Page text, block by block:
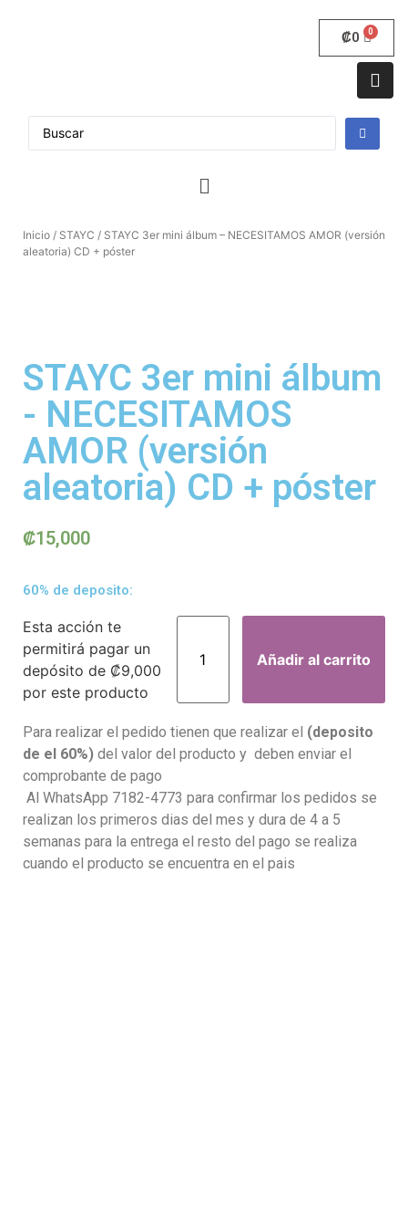
₡0
Inicio / STAYC / STAYC 3er mini álbum – NECESITAMOS AMOR (versión
aleatoria) CD + póster
STAYC 3er mini álbum
- NECESITAMOS
AMOR (versión
aleatoria) CD + póster
₡15,000
60% de deposito:
Esta acción te
permitirá pagar un
depósito de ₡9,000
por este producto
Añadir al carrito
Para realizar el pedido tienen que realizar el (deposito
de el 60%) del valor del producto y deben enviar el
comprobante de pago
Al WhatsApp 7182-4773 para confirmar los pedidos se
realizan los primeros dias del mes y dura de 4 a 5
semanas para la entrega el resto del pago se realiza
cuando el producto se encuentra en el pais